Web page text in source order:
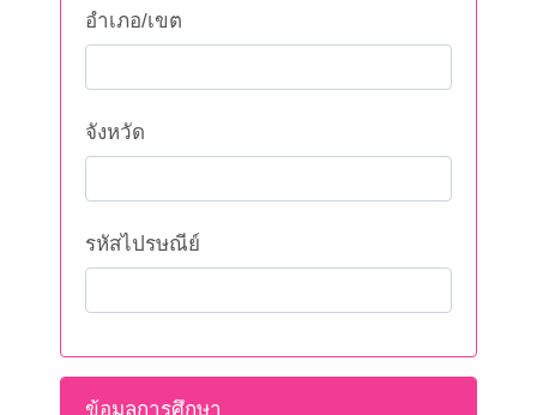
อำเภอ/เขต
จังหวัด
รหัสไปรษณีย์
ข้อมูลการศึกษา